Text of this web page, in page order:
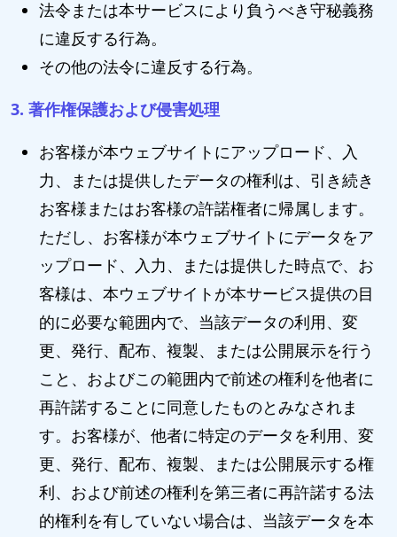
法令または本サービスにより負うべき守秘義務
に違反する行為。
その他の法令に違反する行為。
3. 著作権保護および侵害処理
お客様が本ウェブサイトにアップロード、入
力、または提供したデータの権利は、引き続き
お客様またはお客様の許諾権者に帰属します。
ただし、お客様が本ウェブサイトにデータをア
ップロード、入力、または提供した時点で、お
客様は、本ウェブサイトが本サービス提供の目
的に必要な範囲内で、当該データの利用、変
更、発行、配布、複製、または公開展示を行う
こと、およびこの範囲内で前述の権利を他者に
再許諾することに同意したものとみなされま
す。お客様が、他者に特定のデータを利用、変
更、発行、配布、複製、または公開展示する権
利、および前述の権利を第三者に再許諾する法
的権利を有していない場合は、当該データを本